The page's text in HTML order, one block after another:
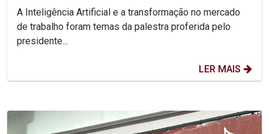
Jornada Unicap...
A Inteligência Artificial e a transformação no mercado
de trabalho foram temas da palestra proferida pelo
presidente...
LER MAIS